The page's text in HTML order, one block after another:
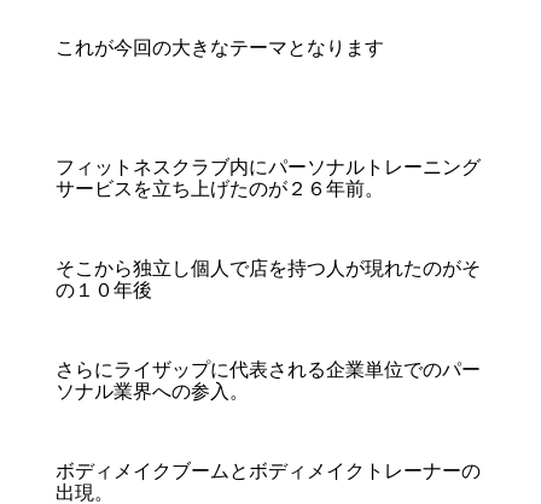
これが今回の大きなテーマとなります
フィットネスクラブ内にパーソナルトレーニング
サービスを立ち上げたのが２６年前。
そこから独立し個人で店を持つ人が現れたのがそ
の１０年後
さらにライザップに代表される企業単位でのパー
ソナル業界への参入。
ボディメイクブームとボディメイクトレーナーの
出現。